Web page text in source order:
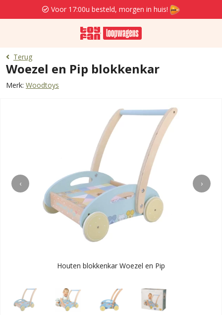
Voor 17:00u besteld, morgen in huis!
Terug
Woezel en Pip blokkenkar
Merk: Woodtoys
‹ ›
Houten blokkenkar Woezel en Pip